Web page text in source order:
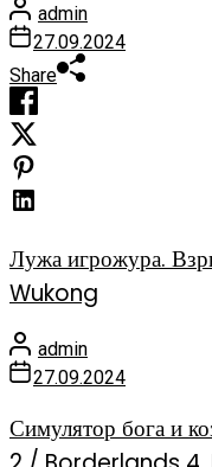
admin
27.09.2024
Share
Лужа игрожура.
Wukong
admin
27.09.2024
Симулятор бога и